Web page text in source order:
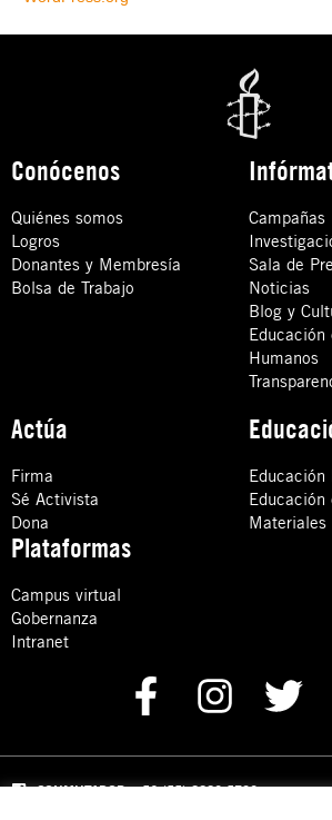
Conócenos
Quiénes somos
Logros
Donantes y Membresía
Bolsa de Trabajo
Campañas
Sala de
Noticias
Blog y
Educación
Humanos
Actúa
Firma
Sé Activista
Dona
Educación
Educación
Materiales
Plataformas
Campus virtual
Gobernanza
Intranet
CONMUTADOR: +52 (55) 8880 5730